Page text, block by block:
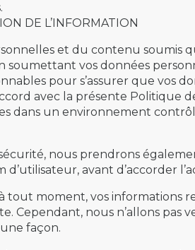
DE L’INFORMATION
et du contenu soumis
vos données
pour s’assurer que vos
avec la présente Politique
dans un environnement
nous prendrons
avant d’accorder
moment, vos informations
Cependant, nous n’allons
façon.